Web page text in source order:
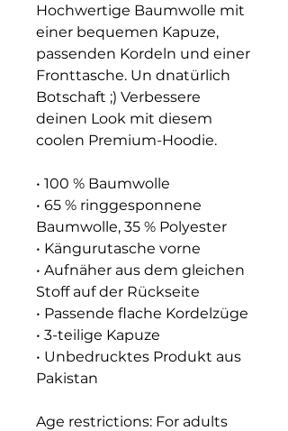
Hochwertige Baumwolle mit
einer bequemen Kapuze,
passenden Kordeln und einer
Fronttasche. Un dnatürlich
Botschaft ;) Verbessere
deinen Look mit diesem
coolen Premium-Hoodie.
• 100 % Baumwolle
• 65 % ringgesponnene
Baumwolle, 35 % Polyester
• Kängurutasche vorne
• Aufnäher aus dem gleichen
Stoff auf der Rückseite
• Passende flache Kordelzüge
• 3-teilige Kapuze
• Unbedrucktes Produkt aus
Pakistan
Age restrictions: For adults